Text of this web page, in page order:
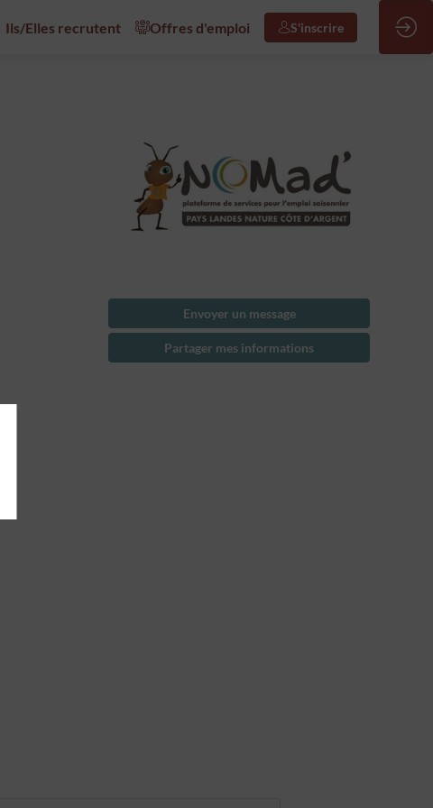
Ils/Elles recrutent Offres d'emploi S'inscrire
Envoyer un message
Partager mes informations